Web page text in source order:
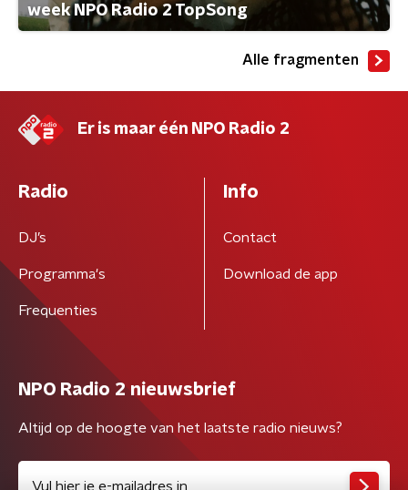
week NPO Radio 2 TopSong
Alle fragmenten
Er is maar één NPO Radio 2
Radio
DJ’s
Programma's
Frequenties
Info
Contact
Download de app
NPO Radio 2 nieuwsbrief
Altijd op de hoogte van het laatste radio nieuws?